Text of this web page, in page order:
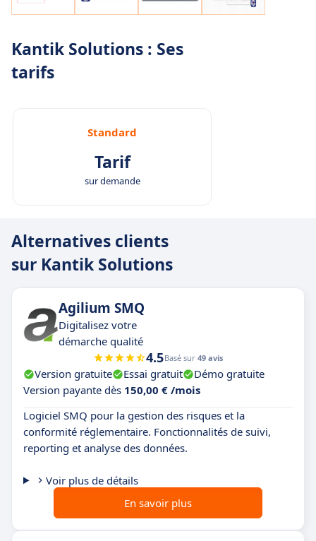
Kantik Solutions : Ses
tarifs
Standard
Tarif
sur demande
Alternatives clients
sur Kantik Solutions
Agilium SMQ
Digitalisez votre
démarche qualité
4.5Basé sur 49 avis
Version gratuite Essai gratuit
Démo gratuite
Version payante dès 150,00 € /mois
Logiciel SMQ pour la gestion des risques et la
conformité réglementaire. Fonctionnalités de suivi,
reporting et analyse des données.
Voir plus de détails
En savoir plus